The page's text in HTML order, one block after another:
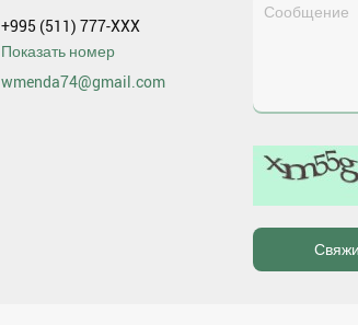
+995 (511) 777-XXX
Показать номер
wmenda74@gmail.com